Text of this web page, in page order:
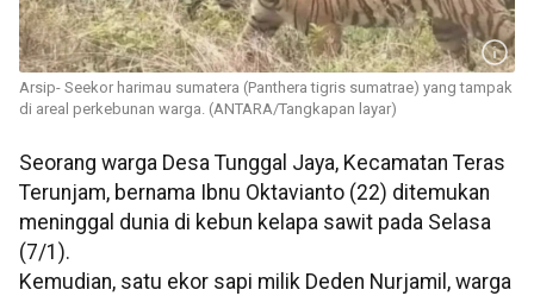
Arsip- Seekor harimau sumatera (Panthera tigris sumatrae) yang tampak
di areal perkebunan warga. (ANTARA/Tangkapan layar)
Seorang warga Desa Tunggal Jaya, Kecamatan Teras
Terunjam, bernama Ibnu Oktavianto (22) ditemukan
meninggal dunia di kebun kelapa sawit pada Selasa
(7/1).
Kemudian, satu ekor sapi milik Deden Nurjamil, warga